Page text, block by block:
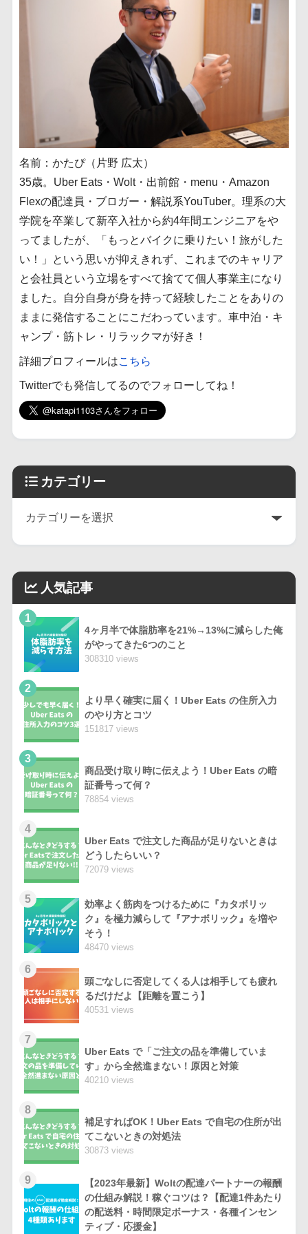
名前：かたぴ（片野 広太）
35歳。Uber Eats・Wolt・出前館・menu・Amazon
Flexの配達員・ブロガー・解説系YouTuber。理系の大
学院を卒業して新卒入社から約4年間エンジニアをや
ってましたが、「もっとバイクに乗りたい！旅がした
い！」という思いが抑えきれず、これまでのキャリア
と会社員という立場をすべて捨てて個人事業主になり
ました。自分自身が身を持って経験したことをありの
ままに発信することにこだわっています。車中泊・キ
ャンプ・筋トレ・リラックマが好き！
詳細プロフィールはこちら
Twitterでも発信してるのでフォローしてね！
カテゴリー
人気記事
1
4ヶ月半で体脂肪率を21%→13%に減らした俺
がやってきた6つのこと
308310 views
2
より早く確実に届く！Uber Eats の住所入力
のやり方とコツ
151817 views
3
商品受け取り時に伝えよう！Uber Eats の暗
証番号って何？
78854 views
4
Uber Eats で注文した商品が足りないときは
どうしたらいい？
72079 views
5
効率よく筋肉をつけるために『カタボリッ
ク』を極力減らして『アナボリック』を増や
そう！
48470 views
6
頭ごなしに否定してくる人は相手しても疲れ
るだけだよ【距離を置こう】
40531 views
7
Uber Eats で「ご注文の品を準備していま
す」から全然進まない！原因と対策
40210 views
8
補足すればOK！Uber Eats で自宅の住所が出
てこないときの対処法
30873 views
9
【2023年最新】Woltの配達パートナーの報酬
の仕組み解説！稼ぐコツは？【配達1件あたり
の配送料・時間限定ボーナス・各種インセン
ティブ・応援金】